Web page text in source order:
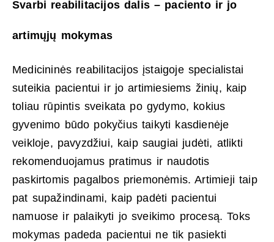
Svarbi reabilitacijos dalis – paciento ir jo
artimųjų mokymas
Medicininės reabilitacijos įstaigoje specialistai
suteikia pacientui ir jo artimiesiems žinių, kaip
toliau rūpintis sveikata po gydymo, kokius
gyvenimo būdo pokyčius taikyti kasdienėje
veikloje, pavyzdžiui, kaip saugiai judėti, atlikti
rekomenduojamus pratimus ir naudotis
paskirtomis pagalbos priemonėmis. Artimieji taip
pat supažindinami, kaip padėti pacientui
namuose ir palaikyti jo sveikimo procesą. Toks
mokymas padeda pacientui ne tik pasiekti